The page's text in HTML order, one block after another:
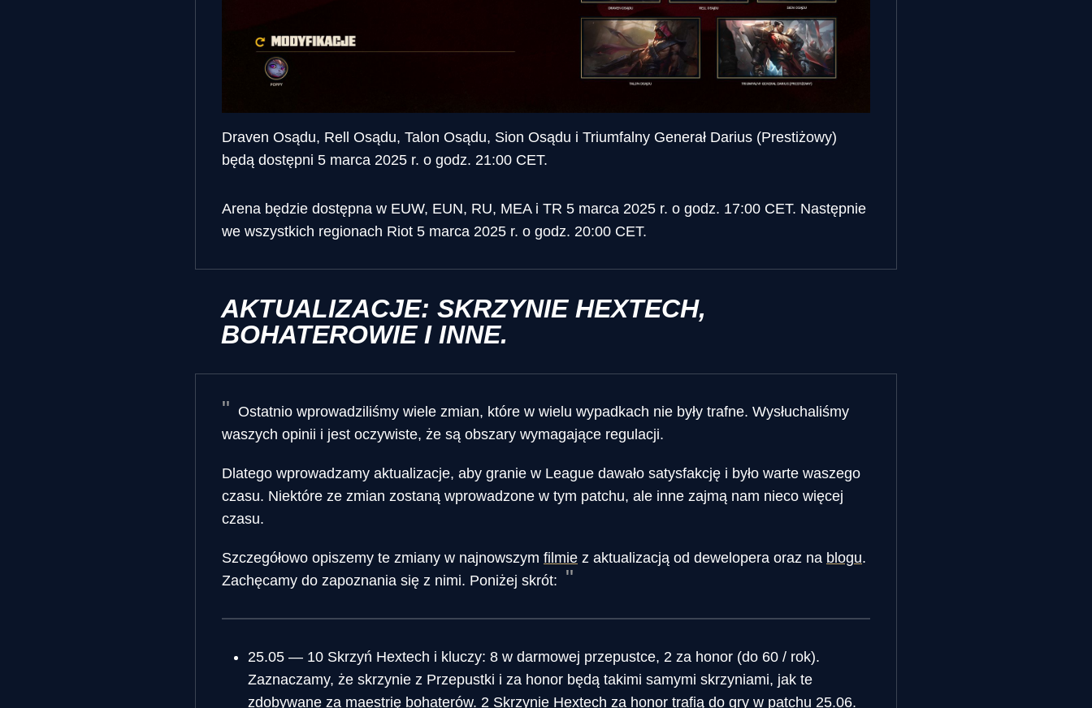
Draven Osądu, Rell Osądu, Talon Osądu, Sion Osądu i Triumfalny Generał Darius (Prestiżowy)
będą dostępni 5 marca 2025 r. o godz. 21:00 CET.
Arena będzie dostępna w EUW, EUN, RU, MEA i TR 5 marca 2025 r. o godz. 17:00 CET. Następnie
we wszystkich regionach Riot 5 marca 2025 r. o godz. 20:00 CET.
AKTUALIZACJE: SKRZYNIE HEXTECH,
BOHATEROWIE I INNE.
Ostatnio wprowadziliśmy wiele zmian, które w wielu wypadkach nie były trafne. Wysłuchaliśmy
waszych opinii i jest oczywiste, że są obszary wymagające regulacji.
Dlatego wprowadzamy aktualizacje, aby granie w League dawało satysfakcję i było warte waszego
czasu. Niektóre ze zmian zostaną wprowadzone w tym patchu, ale inne zajmą nam nieco więcej
czasu.
Szczegółowo opiszemy te zmiany w najnowszym filmie z aktualizacją od dewelopera oraz na blogu.
Zachęcamy do zapoznania się z nimi. Poniżej skrót:
25.05 — 10 Skrzyń Hextech i kluczy: 8 w darmowej przepustce, 2 za honor (do 60 / rok).
Zaznaczamy, że skrzynie z Przepustki i za honor będą takimi samymi skrzyniami, jak te
zdobywane za maestrię bohaterów. 2 Skrzynie Hextech za honor trafią do gry w patchu 25.06.